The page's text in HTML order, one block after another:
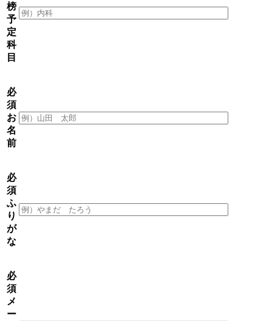
榜
予
定
科
目
必
須
お
名
前
必
須
ふ
り
が
な
必
須
メ
ー